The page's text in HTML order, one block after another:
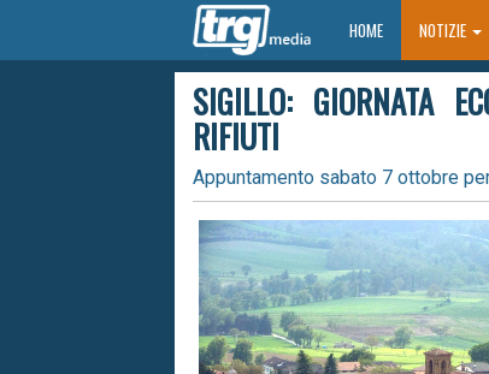
HOMEHOME NOTIZIE
SIGILLO: GIORNATA
RIFIUTI
Appuntamento sabato 7 ottobre